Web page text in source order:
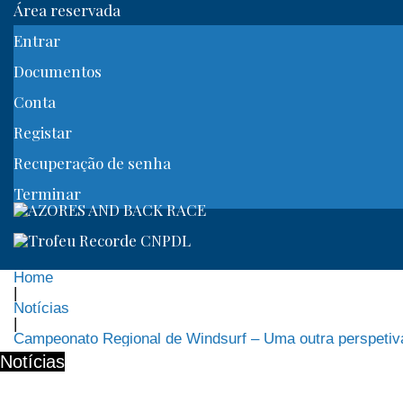
Área reservada
Entrar
Documentos
Conta
Registar
Recuperação de senha
Terminar
Home
|
Notícias
|
Campeonato Regional de Windsurf – Uma outra
Notícias